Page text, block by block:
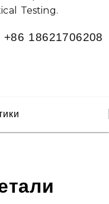
Testing.
+86 18621706208